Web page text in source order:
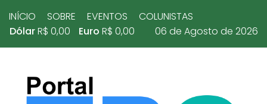
INÍCIO SOBRE EVENTOS
COLUNISTAS
DólarR$ 0,00 Euro R$ 0,00 06 de Agosto de 2026